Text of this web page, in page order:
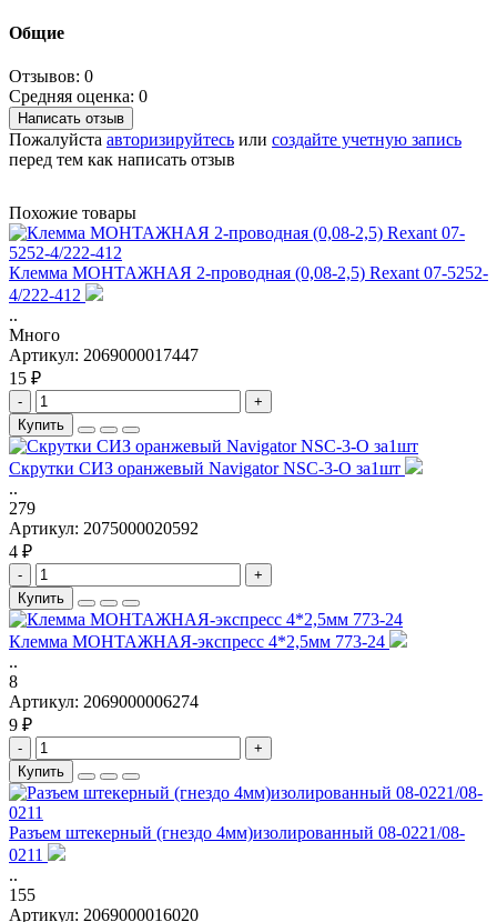
Общие
Отзывов: 0
Средняя оценка: 0
Написать отзыв
Пожалуйста авторизируйтесь или создайте учетную запись
перед тем как написать отзыв
Похожие товары
Клемма МОНТАЖНАЯ 2-проводная (0,08-2,5) Rexant 07-5252-
4/222-412
..
Много
Артикул: 2069000017447
15 ₽
-
+
Купить
Скрутки СИЗ оранжевый Navigator NSC-3-O за1шт
..
279
Артикул: 2075000020592
4 ₽
-
+
Купить
Клемма МОНТАЖНАЯ-экспресс 4*2,5мм 773-24
..
8
Артикул: 2069000006274
9 ₽
-
+
Купить
Разъем штекерный (гнездо 4мм)изолированный 08-0221/08-
0211
..
155
Артикул: 2069000016020